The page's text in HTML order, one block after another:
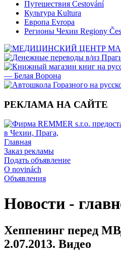
Путешествия Cestování
Культура Kultura
Европа Evropa
Регионы Чехии Regiony
РЕКЛАМА НА САЙТЕ
Главная
Заказ рекламы
Подать объявление
O novinách
Объявления
Новости -
Хеппенинг перед
2.07.2013. Видео